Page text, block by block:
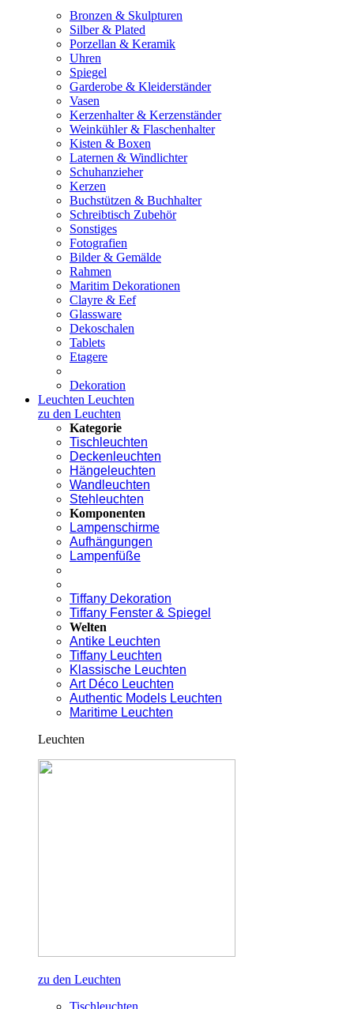
Bronzen & Skulpturen
Silber & Plated
Porzellan & Keramik
Uhren
Spiegel
Garderobe & Kleiderständer
Vasen
Kerzenhalter & Kerzenständer
Weinkühler & Flaschenhalter
Kisten & Boxen
Laternen & Windlichter
Schuhanzieher
Kerzen
Buchstützen & Buchhalter
Schreibtisch Zubehör
Sonstiges
Fotografien
Bilder & Gemälde
Rahmen
Maritim Dekorationen
Clayre & Eef
Glassware
Dekoschalen
Tablets
Etagere
Dekoration
Leuchten Leuchten
zu den Leuchten
Kategorie
Tischleuchten
Deckenleuchten
Hängeleuchten
Wandleuchten
Stehleuchten
Komponenten
Lampenschirme
Aufhängungen
Lampenfüße
Tiffany Dekoration
Tiffany Fenster & Spiegel
Welten
Antike Leuchten
Tiffany Leuchten
Klassische Leuchten
Art Déco Leuchten
Authentic Models Leuchten
Maritime Leuchten
Leuchten
zu den Leuchten
Tischleuchten